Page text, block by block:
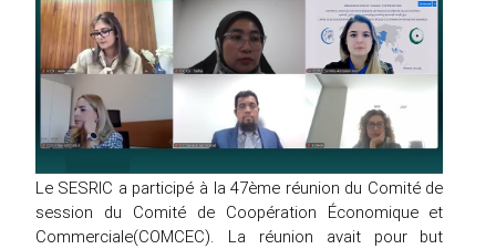
Le SESRIC a participé à la 47ème réunion du Comité de
session du Comité de Coopération Économique et
Commerciale(COMCEC). La réunion avait pour but